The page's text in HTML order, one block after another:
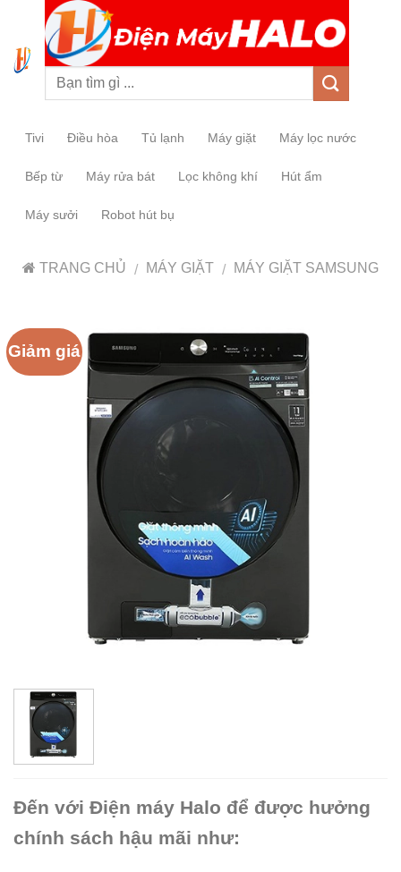
Tivi Điều hòa Tủ lạnh Máy giặt Máy lọc nước
Bếp từ Máy rửa bát Lọc không khí Hút ẩm
Máy sưởi Robot hút bụ
TRANG CHỦ / MÁY GIẶT / MÁY GIẶT SAMSUNG
Giảm giá
Đến với Điện máy Halo để được hưởng
chính sách hậu mãi như: